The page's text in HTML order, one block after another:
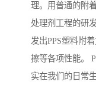
理。用普通的附
处理剂工程的研
发出PPS塑料附
擦等各项性能。
实在我们的日常